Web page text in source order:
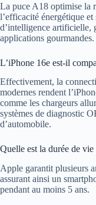
La puce A18 optimise la
l’efficacité énergétique
d’intelligence artificielle,
applications gourmandes.
L’iPhone 16e est-il
Effectivement, la
modernes rendent
comme les chargeurs
systèmes de diagnostic
d’automobile.
Quelle est la durée de
Apple garantit plusieurs
assurant ainsi un
pendant au moins 5 ans.